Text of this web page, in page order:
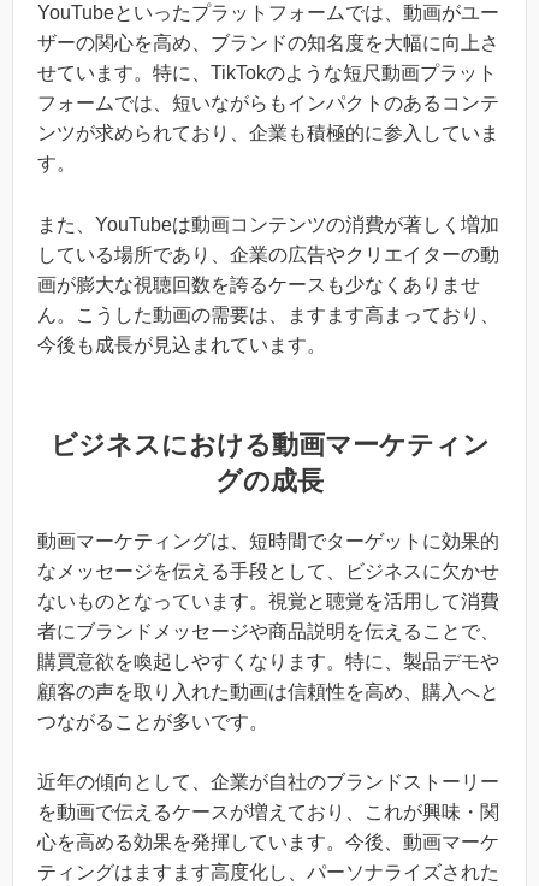
YouTubeといったプラットフォームでは、動画がユー
ザーの関心を高め、ブランドの知名度を大幅に向上さ
せています。特に、TikTokのような短尺動画プラット
フォームでは、短いながらもインパクトのあるコンテ
ンツが求められており、企業も積極的に参入していま
す。
また、YouTubeは動画コンテンツの消費が著しく増加
している場所であり、企業の広告やクリエイターの動
画が膨大な視聴回数を誇るケースも少なくありませ
ん。こうした動画の需要は、ますます高まっており、
今後も成長が見込まれています。
ビジネスにおける動画マーケティン
グの成長
動画マーケティングは、短時間でターゲットに効果的
なメッセージを伝える手段として、ビジネスに欠かせ
ないものとなっています。視覚と聴覚を活用して消費
者にブランドメッセージや商品説明を伝えることで、
購買意欲を喚起しやすくなります。特に、製品デモや
顧客の声を取り入れた動画は信頼性を高め、購入へと
つながることが多いです。
近年の傾向として、企業が自社のブランドストーリー
を動画で伝えるケースが増えており、これが興味・関
心を高める効果を発揮しています。今後、動画マーケ
ティングはますます高度化し、パーソナライズされた